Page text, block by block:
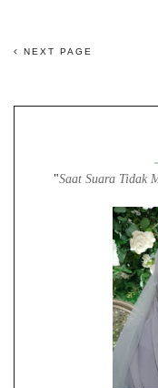
NEXT PAGE
"Saat Suara Tidak